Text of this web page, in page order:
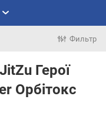
Фильтр
Герої
Орбітокс